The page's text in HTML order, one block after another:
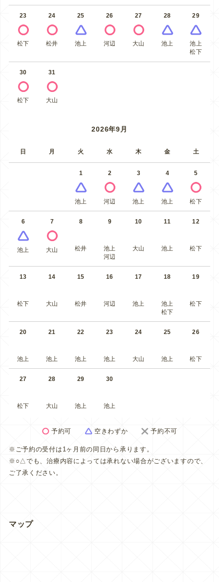
23
松下
24
松井
25
池上
26
河辺
27
大山
28
池上
29
池上
松下
30
松下
31
大山
2026年9月
日 月 火 水 木 金 土
1
池上
2
河辺
3
池上
4
池上
5
松下
6
池上
7
大山
8
松井
9
池上
河辺
10
大山
11
池上
12
松下
13
松下
14
大山
15
松井
16
河辺
17
池上
18
池上
松下
19
松下
20
池上
21
池上
22
池上
23
池上
24
大山
25
池上
26
松下
27
松下
28
大山
29
池上
30
池上
予約可 空きわずか 予約不可
※ご予約の受付は1ヶ月前の同日から承ります。
※○△でも、治療内容によっては承れない場合がございますので、
ご了承ください。
マップ